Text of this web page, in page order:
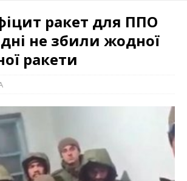
ракет для ППО
не збили жодної
ракети